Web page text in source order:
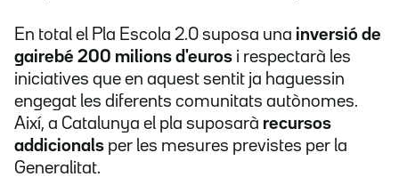
En total el Pla Escola 2.0 suposa una inversió de
gairebé 200 milions d'euros i respectarà les
iniciatives que en aquest sentit ja haguessin
engegat les diferents comunitats autònomes.
Així, a Catalunya el pla suposarà recursos
addicionals per les mesures previstes per la
Generalitat.